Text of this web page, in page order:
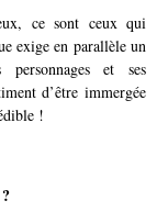
ce sont ceux qui
exige en parallèle un
et ses
d’être immergée
!